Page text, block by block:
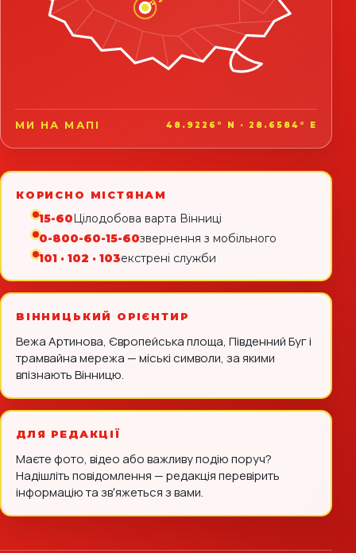
МИ НА МАПІ 48.9226° N · 28.6584° E
КОРИСНО МІСТЯНАМ
15-60Цілодобова варта Вінниці
0-800-60-15-60звернення з мобільного
101 · 102 · 103екстрені служби
ВІННИЦЬКИЙ ОРІЄНТИР
Вежа Артинова, Європейська площа, Південний Буг і
трамвайна мережа — міські символи, за якими
впізнають Вінницю.
ДЛЯ РЕДАКЦІЇ
Маєте фото, відео або важливу подію поруч?
Надішліть повідомлення — редакція перевірить
інформацію та звʼяжеться з вами.